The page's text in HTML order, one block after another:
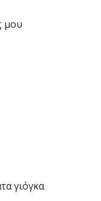
μου
γιόγκα